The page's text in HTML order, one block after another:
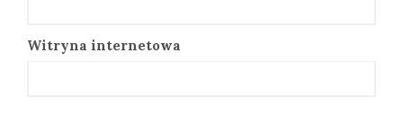
Witryna internetowa